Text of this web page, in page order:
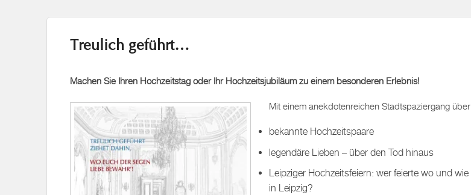
Treulich geführt…
Machen Sie Ihren Hochzeitstag oder Ihr Hochzeitsjubiläum zu einem besonderen Erlebnis!
Mit einem anekdotenreichen Stadtspaziergang über
bekannte Hochzeitspaare
legendäre Lieben – über den Tod hinaus
Leipziger Hochzeitsfeiern: wer feierte wo und wie
in Leipzig?